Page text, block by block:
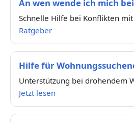
An wen wende ich mich
Schnelle Hilfe bei Konflikten
Ratgeber
Hilfe für
Unterstützung bei drohendem
Jetzt lesen